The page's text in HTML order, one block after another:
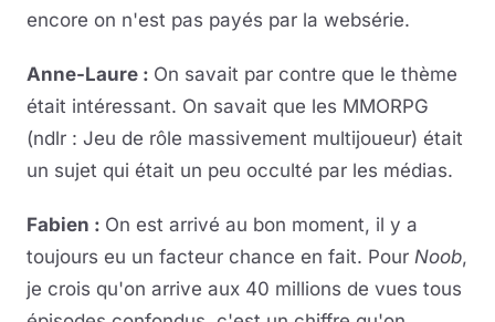
encore on n'est pas payés par la websérie.
Anne-Laure : On savait par contre que le thème
était intéressant. On savait que les MMORPG
(ndlr : Jeu de rôle massivement multijoueur) était
un sujet qui était un peu occulté par les médias.
Fabien : On est arrivé au bon moment, il y a
toujours eu un facteur chance en fait. Pour Noob,
je crois qu'on arrive aux 40 millions de vues tous